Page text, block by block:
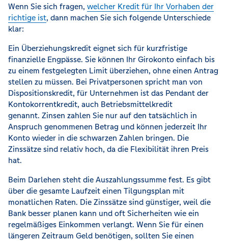
Wenn Sie sich fragen, welcher Kredit für Ihr Vorhaben der
richtige ist, dann machen Sie sich folgende Unterschiede
klar:
Ein Überziehungskredit eignet sich für kurzfristige
finanzielle Engpässe. Sie können Ihr Girokonto einfach bis
zu einem festgelegten Limit überziehen, ohne einen Antrag
stellen zu müssen. Bei Privatpersonen spricht man von
Dispositionskredit, für Unternehmen ist das Pendant der
Kontokorrentkredit, auch Betriebsmittelkredit
genannt. Zinsen zahlen Sie nur auf den tatsächlich in
Anspruch genommenen Betrag und können jederzeit Ihr
Konto wieder in die schwarzen Zahlen bringen. Die
Zinssätze sind relativ hoch, da die Flexibilität ihren Preis
hat.
Beim Darlehen steht die Auszahlungssumme fest. Es gibt
über die gesamte Laufzeit einen Tilgungsplan mit
monatlichen Raten. Die Zinssätze sind günstiger, weil die
Bank besser planen kann und oft Sicherheiten wie ein
regelmäßiges Einkommen verlangt. Wenn Sie für einen
längeren Zeitraum Geld benötigen, sollten Sie einen